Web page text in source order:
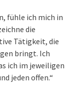
fühle ich mich in
die
Tätigkeit, die
bringt. Ich
ich im jeweiligen
jeden offen.“